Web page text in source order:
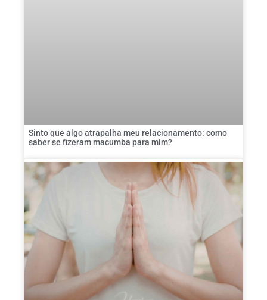
Sinto que algo atrapalha meu relacionamento: como
saber se fizeram macumba para mim?